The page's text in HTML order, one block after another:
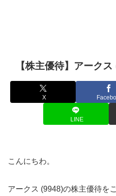
【株主優待】アーク
X
LINE
こんにちわ。
アークス (9948)の株主優待を